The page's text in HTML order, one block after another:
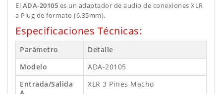
El ADA-20105 es un adaptador de audio de conexiones XLR
a Plug de formato (6.35mm).
Especificaciones Técnicas:
Parámetro
Detalle
Modelo
ADA-20105
Entrada/Salida
XLR 3 Pines Macho